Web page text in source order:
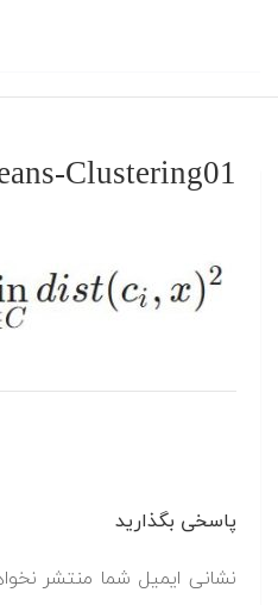
Clustering01
پاسخی بگذارید
نشانی ایمیل شما منتشر